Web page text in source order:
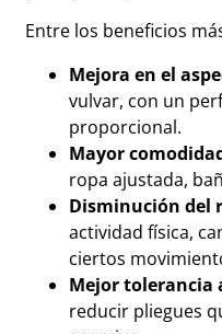
Entre los beneficios
Mejora en el
vulvar, con un
proporcional.
Mayor
ropa ajustada,
Disminución del
actividad física,
ciertos
Mejor tolerancia
reducir pliegues